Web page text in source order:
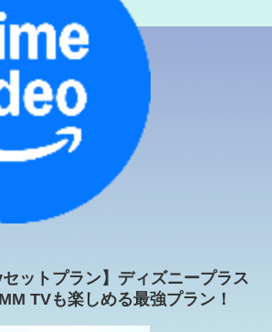
セットプラン】ディズニープラス
TVも楽しめる最強プラン！